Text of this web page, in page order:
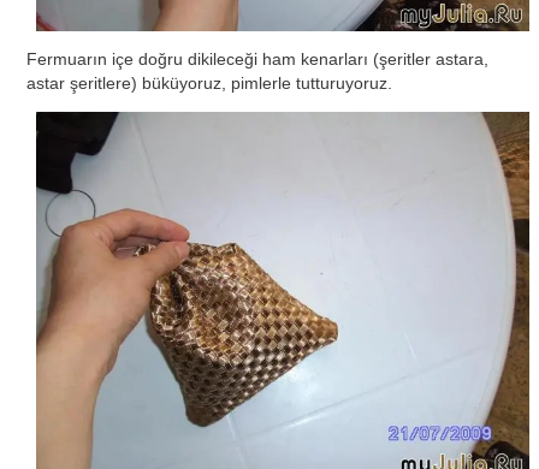
Fermuarın içe doğru dikileceği ham kenarları (şeritler astara,
astar şeritlere) büküyoruz, pimlerle tutturuyoruz.